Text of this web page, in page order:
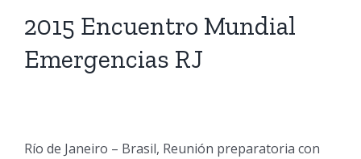
2015 Encuentro Mundial
Emergencias RJ
Río de Janeiro – Brasil, Reunión preparatoria con